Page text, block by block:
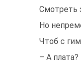
Смотреть
Но
Чтоб с
– А плата?